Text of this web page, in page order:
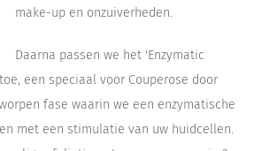
make-up en onzuiverheden.
Daarna passen we het 'Enzymatic
een speciaal voor Couperose door
fase waarin we een enzymatische
met een stimulatie van uw huidcellen.